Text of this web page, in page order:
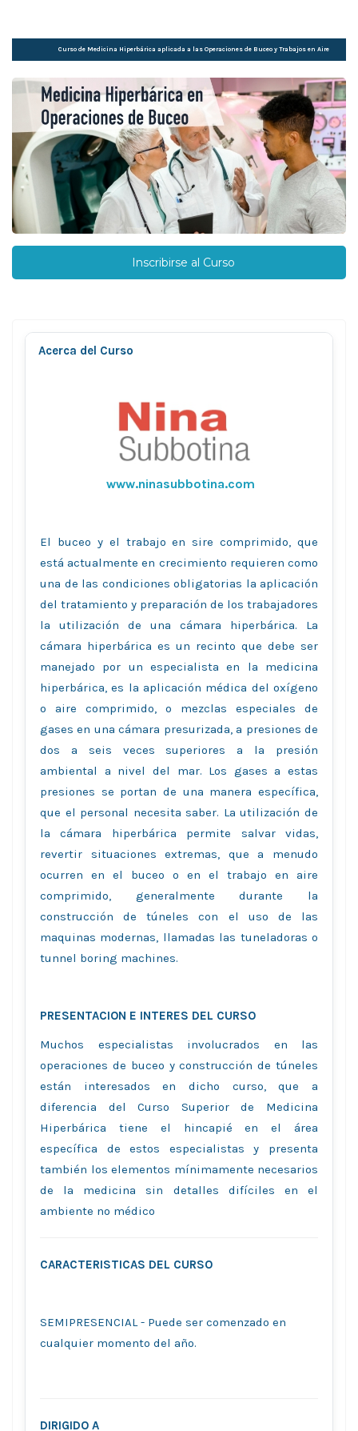
Curso de Medicina Hiperbárica aplicada a las Operaciones de Buceo y Trabajos en Aire
Inscribirse al Curso
Acerca del Curso
www.ninasubbotina.com
El buceo y el trabajo en sire comprimido, que
está actualmente en crecimiento requieren como
una de las condiciones obligatorias la aplicación
del tratamiento y preparación de los trabajadores
la utilización de una cámara hiperbárica. La
cámara hiperbárica es un recinto que debe ser
manejado por un especialista en la medicina
hiperbárica, es la aplicación médica del oxígeno
o aire comprimido, o mezclas especiales de
gases en una cámara presurizada, a presiones de
dos a seis veces superiores a la presión
ambiental a nivel del mar. Los gases a estas
presiones se portan de una manera específica,
que el personal necesita saber. La utilización de
la cámara hiperbárica permite salvar vidas,
revertir situaciones extremas, que a menudo
ocurren en el buceo o en el trabajo en aire
comprimido, generalmente durante la
construcción de túneles con el uso de las
maquinas modernas, llamadas las tuneladoras o
tunnel boring machines.
PRESENTACION E INTERES DEL CURSO
Muchos especialistas involucrados en las
operaciones de buceo y construcción de túneles
están interesados en dicho curso, que a
diferencia del Curso Superior de Medicina
Hiperbárica tiene el hincapié en el área
específica de estos especialistas y presenta
también los elementos mínimamente necesarios
de la medicina sin detalles difíciles en el
ambiente no médico
CARACTERISTICAS DEL CURSO
SEMIPRESENCIAL - Puede ser comenzado en
cualquier momento del año.
DIRIGIDO A